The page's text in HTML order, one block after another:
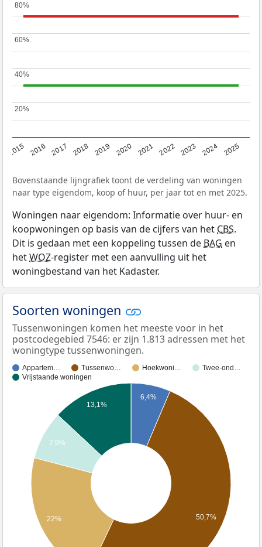
2015 2016 2017 2018 2019 2020 2021 2022 2023 2024 2025
20%
20%
40%
40%
60%
60%
80%
80%
Bovenstaande lijngrafiek toont de verdeling van woningen
naar type eigendom, koop of huur, per jaar tot en met 2025.
Woningen naar eigendom: Informatie over huur- en
koopwoningen op basis van de cijfers van het CBS.
Dit is gedaan met een koppeling tussen de BAG en
hetWOZ-register met een aanvulling uit het
woningbestand van het Kadaster.
Soorten woningen
Tussenwoningen komen het meeste voor in het
postcodegebied 7546: er zijn 1.813 adressen met het
woningtype tussenwoningen.
Appartem… Tussenwo… Hoekwoni…
Twee-ond…
Vrijstaande woningen
6,4%
13,1%
7,9%
22% 50,7%